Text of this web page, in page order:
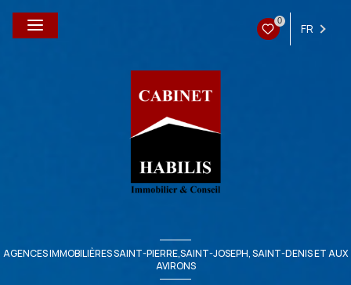
0
FR
AGENCES IMMOBILIÈRES SAINT-PIERRE,SAINT-JOSEPH, SAINT-DENIS ET AUX
AVIRONS